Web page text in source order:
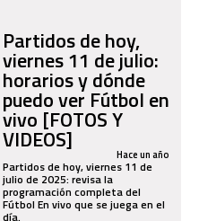
Partidos de hoy,
viernes 11 de julio:
horarios y dónde
puedo ver Fútbol en
vivo [FOTOS Y
VIDEOS] Hace un año
Partidos de hoy, viernes 11 de
julio de 2025: revisa la
programación completa del
Fútbol En vivo que se juega en el
día.